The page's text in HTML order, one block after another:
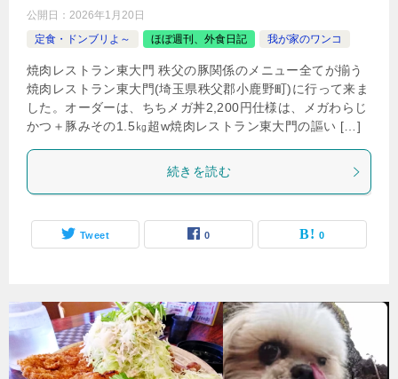
公開日： 2026年1月20日
定食・ドンブリよ～
ほぼ週刊、外食日記 我が家のワンコ
焼肉レストラン東大門 秩父の豚関係のメニュー全てが揃う
焼肉レストラン東大門(埼玉県秩父郡小鹿野町)に行って来ま
した。オーダーは、ちちメガ丼2,200円仕様は、メガわらじ
かつ＋豚みその1.5㎏超w焼肉レストラン東大門の謳い […]
続きを読む
Tweet 0 0